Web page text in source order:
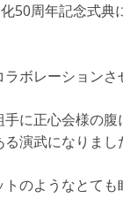
50周年記念式
ボレーション
に正心会様の
演武になりまし
のようなとて